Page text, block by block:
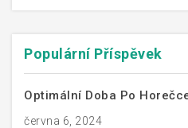
Populární Příspěvek
Optimální Doba Po
června 6, 2024